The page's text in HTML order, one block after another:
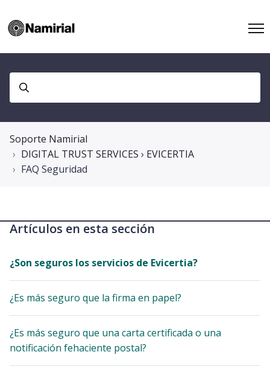
Soporte Namirial
DIGITAL TRUST SERVICES › EVICERTIA
FAQ Seguridad
Artículos en esta sección
¿Son seguros los servicios de Evicertia?
¿Es más seguro que la firma en papel?
¿Es más seguro que una carta certificada o una
notificación fehaciente postal?